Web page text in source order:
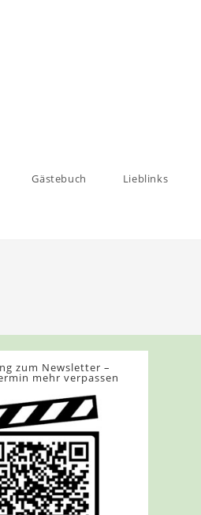
Gästebuch Lieblinks
zum Newsletter –
mehr verpassen